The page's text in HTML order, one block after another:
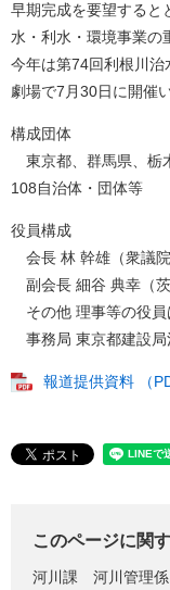
早期完成を要望すると
水・利水・環境事業の
今年は第74回利根川
劇場で7月30日に開催
構成団体
東京都、群馬県、栃
108自治体・団体等
役員構成
会長 林 幹雄（衆議院
副会長 細谷 典幸（茨
その他 理事等の役員
事務局 東京都建設局
報道提供資料 （
このページに関
河川課
河川管理係